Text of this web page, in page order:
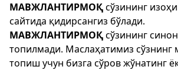
МАВЖЛАНТИРМОҚсўзининг
сайтида қидирсангиз бўлади.
МАВЖЛАНТИРМОҚсўзининг
топилмади. Маслаҳатимиз сўзнинг
топиш учун бизга сўров жўнатинг